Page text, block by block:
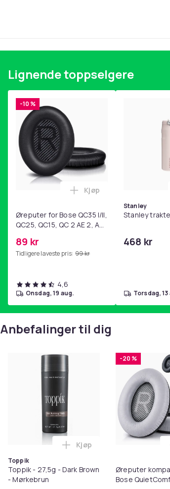
Lignende toppselgere
-10 %
Øreputer for Bose QC35 I/II,
QC25, QC15, QC 2 AE 2, AE
SoundLink Black
89 kr
Tidligere laveste pris: 99 kr
Legg Øreputer for Bose
Kjøp
4,6
onsdag, 19 aug.
Stanley
Stanley
468 kr
torsdag,
Anbefalinger til dig
Toppik
Toppik - 27,5g - Dark Brown
- Mørkebrun
Legg Toppik - 27,5g -
Kjøp
-20 %
Øreputer
Bose